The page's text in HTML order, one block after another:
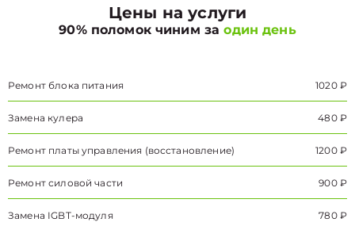
Цены на услуги
90% поломок чиним заодин день
Ремонт блока питания 1020 ₽
Замена кулера 480 ₽
Ремонт платы управления (восстановление) 1200 ₽
Ремонт силовой части 900 ₽
Замена IGBT-модуля 780 ₽